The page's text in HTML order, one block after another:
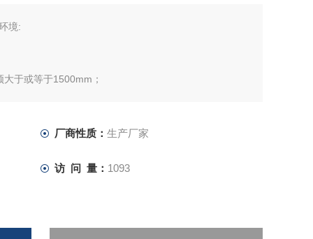
境:
于或等于1500mm；
厂商性质： 生产厂家
访 问 量： 1093